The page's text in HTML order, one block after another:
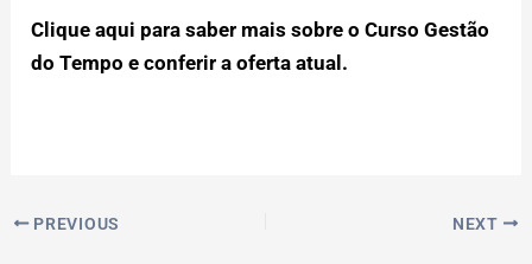
Clique aqui para saber mais sobre o Curso Gestão
do Tempo e conferir a oferta atual.
PREVIOUS NEXT